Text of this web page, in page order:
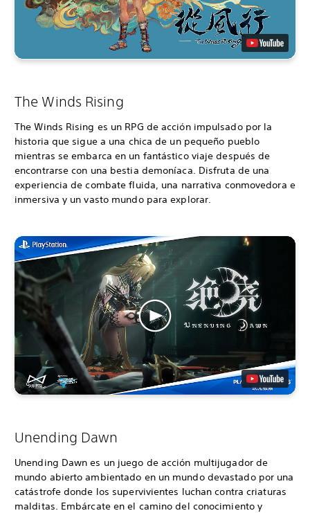
The Winds Rising
The Winds Rising es un RPG de acción impulsado por la
historia que sigue a una chica de un pequeño pueblo
mientras se embarca en un fantástico viaje después de
encontrarse con una bestia demoníaca. Disfruta de una
experiencia de combate fluida, una narrativa conmovedora e
inmersiva y un vasto mundo para explorar.
Unending Dawn
Unending Dawn es un juego de acción multijugador de
mundo abierto ambientado en un mundo devastado por una
catástrofe donde los supervivientes luchan contra criaturas
malditas. Embárcate en el camino del conocimiento y